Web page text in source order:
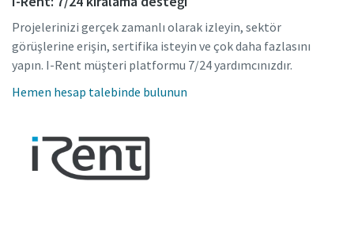
Projelerinizi gerçek zamanlı olarak izleyin, sektör
görüşlerine erişin, sertifika isteyin ve çok daha fazlasını
yapın. I-Rent müşteri platformu 7/24 yardımcınızdır.
Hemen hesap talebinde bulunun